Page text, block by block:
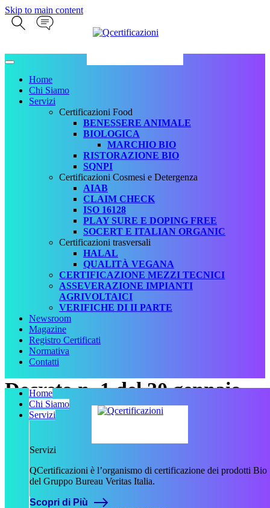
Skip to main content
Home
Chi Siamo
Servizi
Certificazioni Food
BENESSERE ANIMALE
BIOLOGICA
MARCHIO BIO
RISTORAZIONE BIO
SQNPI
Certificazioni Cosmesi e Detergenza
AIAB
CLAIM CHECK
ISO 16128
PLAY SURE E DOPING FREE
SOCERT E ITALIAN ORGANIC
Certificazioni trasversali
HALAL
QUALITÀ VEGANA
CERTIFICAZIONE MEZZI TECNICI
ASSEVERAZIONE IMPIANTI
AGRIVOLTAICI
VERIFICHE DI II PARTE
Newsroom
Magazine
Registro Certificati
Normativa
Contatti
Home
Chi Siamo
Servizi
Servizi
QCertificazioni è l’organismo di certificazione dei prodotti Bio
del Gruppo Bureau Veritas Italia.
Scopri di Più
Decreto n. 1 del 30 gennaio
2017.pdf
Scritto da
2023.